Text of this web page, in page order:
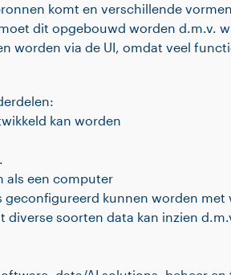
komt en verschillende
dit opgebouwd worden d.m.v.
worden via de UI, omdat veel
kan worden
als een computer
geconfigureerd kunnen worden met
diverse soorten data kan inzien